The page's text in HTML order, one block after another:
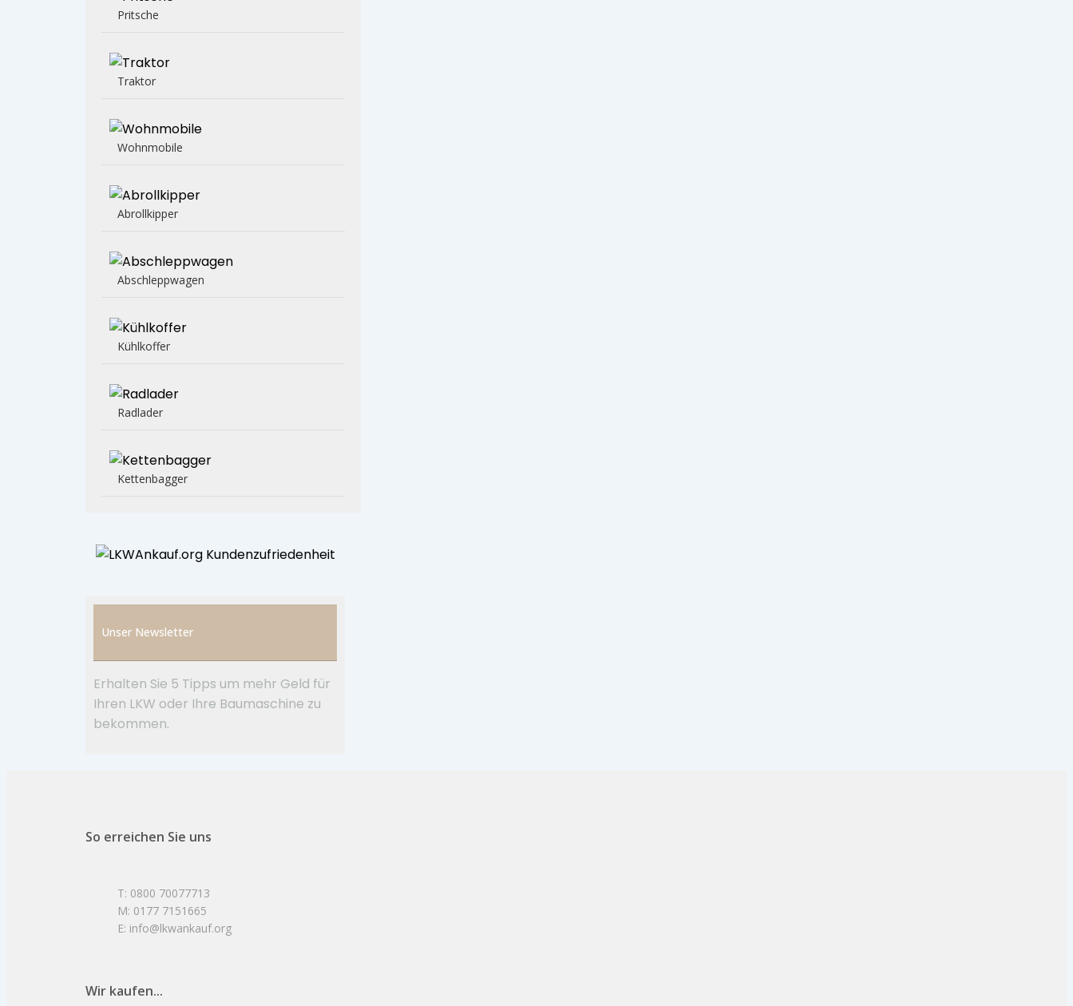
Pritsche
Traktor
Wohnmobile
Abrollkipper
Abschleppwagen
Kühlkoffer
Radlader
Kettenbagger
Unser Newsletter
Erhalten Sie 5 Tipps um mehr Geld für
Ihren LKW oder Ihre Baumaschine zu
bekommen.
So erreichen Sie uns
T: 0800 70077713
M: 0177 7151665
E: info@lkwankauf.org
Wir kaufen...